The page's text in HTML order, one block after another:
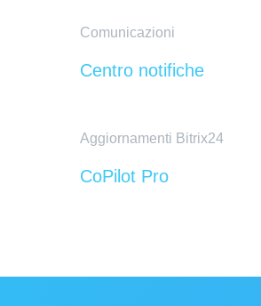
Comunicazioni
Centro notifiche
Aggiornamenti Bitrix24
CoPilot Pro